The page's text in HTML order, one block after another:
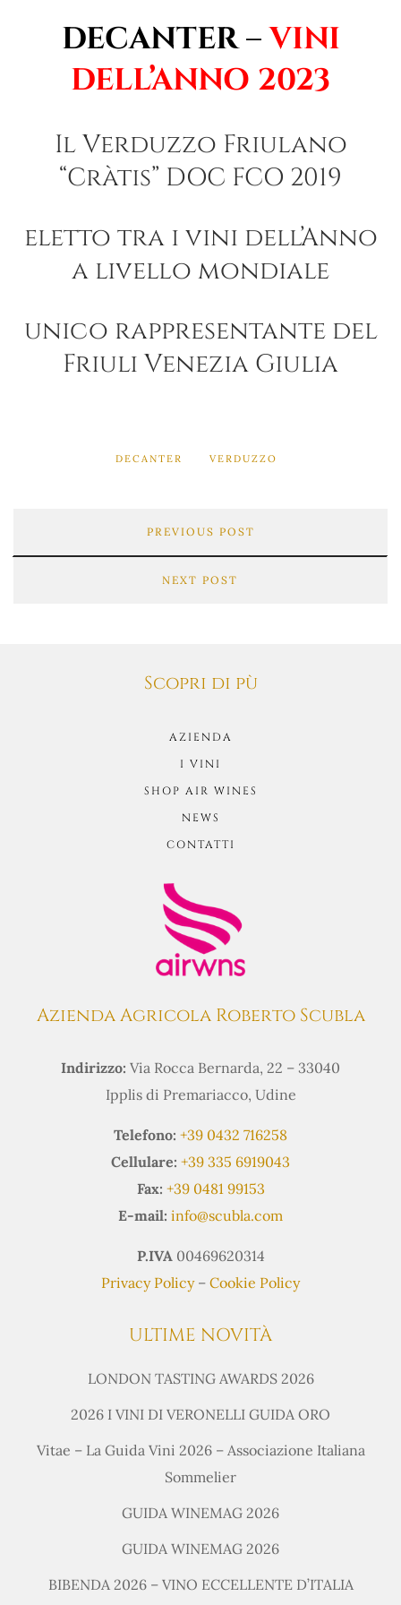
DECANTER –VINI
DELL’ANNO 2023
Il Verduzzo Friulano
“Cràtis” DOC FCO 2019
eletto tra i vini dell’Anno
a livello mondiale
unico rappresentante del
Friuli Venezia Giulia
DECANTER VERDUZZO
PREVIOUS POST
NEXT POST
Scopri di pù
AZIENDA
I VINI
SHOP AIR WINES
NEWS
CONTATTI
Azienda Agricola Roberto Scubla
Indirizzo: Via Rocca Bernarda, 22 – 33040
Ipplis di Premariacco, Udine
Telefono: +39 0432 716258
Cellulare: +39 335 6919043
Fax: +39 0481 99153
E-mail: info@scubla.com
P.IVA 00469620314
Privacy Policy– Cookie Policy
ULTIME NOVITÀ
LONDON TASTING AWARDS 2026
2026 I VINI DI VERONELLI GUIDA ORO
Vitae – La Guida Vini 2026 – Associazione Italiana
Sommelier
GUIDA WINEMAG 2026
GUIDA WINEMAG 2026
BIBENDA 2026 – VINO ECCELLENTE D’ITALIA